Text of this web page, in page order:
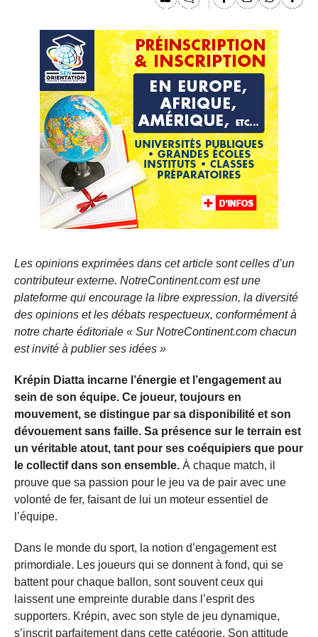
Les opinions exprimées dans cet article sont celles d’un
contributeur externe. NotreContinent.com est une
plateforme qui encourage la libre expression, la diversité
des opinions et les débats respectueux, conformément à
notre charte éditoriale « Sur NotreContinent.com chacun
est invité à publier ses idées »
Krépin Diatta incarne l’énergie et l’engagement au
sein de son équipe. Ce joueur, toujours en
mouvement, se distingue par sa disponibilité et son
dévouement sans faille. Sa présence sur le terrain est
un véritable atout, tant pour ses coéquipiers que pour
le collectif dans son ensemble. À chaque match, il
prouve que sa passion pour le jeu va de pair avec une
volonté de fer, faisant de lui un moteur essentiel de
l’équipe.
Dans le monde du sport, la notion d’engagement est
primordiale. Les joueurs qui se donnent à fond, qui se
battent pour chaque ballon, sont souvent ceux qui
laissent une empreinte durable dans l’esprit des
supporters. Krépin, avec son style de jeu dynamique,
s’inscrit parfaitement dans cette catégorie. Son attitude